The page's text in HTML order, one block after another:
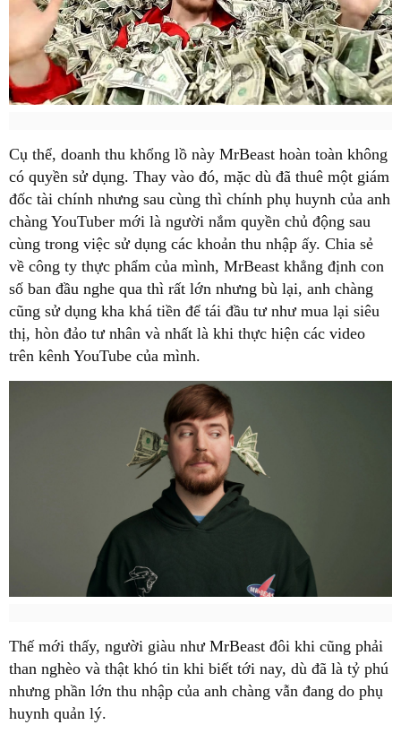
Cụ thể, doanh thu khổng lồ này MrBeast hoàn toàn không
có quyền sử dụng. Thay vào đó, mặc dù đã thuê một giám
đốc tài chính nhưng sau cùng thì chính phụ huynh của anh
chàng YouTuber mới là người nắm quyền chủ động sau
cùng trong việc sử dụng các khoản thu nhập ấy. Chia sẻ
về công ty thực phẩm của mình, MrBeast khẳng định con
số ban đầu nghe qua thì rất lớn nhưng bù lại, anh chàng
cũng sử dụng kha khá tiền để tái đầu tư như mua lại siêu
thị, hòn đảo tư nhân và nhất là khi thực hiện các video
trên kênh YouTube của mình.
Thế mới thấy, người giàu như MrBeast đôi khi cũng phải
than nghèo và thật khó tin khi biết tới nay, dù đã là tỷ phú
nhưng phần lớn thu nhập của anh chàng vẫn đang do phụ
huynh quản lý.